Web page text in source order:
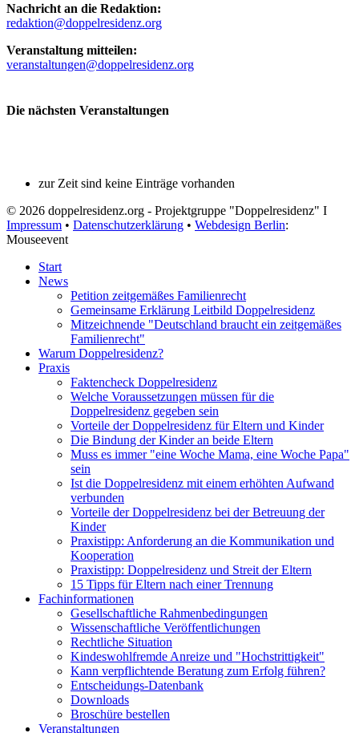
Nachricht an die Redaktion:
redaktion@doppelresidenz.org
Veranstaltung mitteilen:
veranstaltungen@doppelresidenz.org
Die nächsten Veranstaltungen
zur Zeit sind keine Einträge vorhanden
© 2026 doppelresidenz.org - Projektgruppe "Doppelresidenz" I
Impressum • Datenschutzerklärung • Webdesign Berlin:
Mouseevent
Start
News
Petition zeitgemäßes Familienrecht
Gemeinsame Erklärung Leitbild Doppelresidenz
Mitzeichnende "Deutschland braucht ein zeitgemäßes
Familienrecht"
Warum Doppelresidenz?
Praxis
Faktencheck Doppelresidenz
Welche Voraussetzungen müssen für die
Doppelresidenz gegeben sein
Vorteile der Doppelresidenz für Eltern und Kinder
Die Bindung der Kinder an beide Eltern
Muss es immer "eine Woche Mama, eine Woche Papa"
sein
Ist die Doppelresidenz mit einem erhöhten Aufwand
verbunden
Vorteile der Doppelresidenz bei der Betreuung der
Kinder
Praxistipp: Anforderung an die Kommunikation und
Kooperation
Praxistipp: Doppelresidenz und Streit der Eltern
15 Tipps für Eltern nach einer Trennung
Fachinformationen
Gesellschaftliche Rahmenbedingungen
Wissenschaftliche Veröffentlichungen
Rechtliche Situation
Kindeswohlfremde Anreize und "Hochstrittigkeit"
Kann verpflichtende Beratung zum Erfolg führen?
Entscheidungs-Datenbank
Downloads
Broschüre bestellen
Veranstaltungen